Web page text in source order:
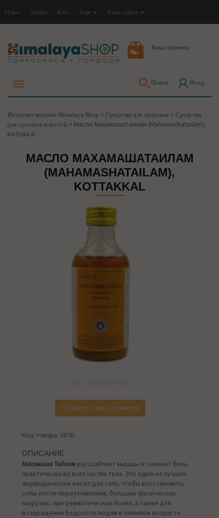
О нас Акции Блог Еще Язык сайта
Ваша корзина
Поиск Вход
Интернет магазин Himalaya Shop > Средства для здоровья > Средства
для суставов и костей > Масло Махамашатаилам (Mahamashatailam),
Kottakkal
МАСЛО МАХАМАШАТАИЛАМ
(MAHAMASHATAILAM),
KOTTAKKAL
Сообщите, когда появится
Код товара: 3876
ОПИСАНИЕ
Махамаша Тайлам расслабляет мышцы и снимает боль
практически во всех частях тела. Это одно из лучших
аюрведических масел для того, чтобы восстановить
силы после переутомления, больших физических
нагрузок, при ревматических болях, а также для
возвращения бодрости людям в пожилом возрасте.